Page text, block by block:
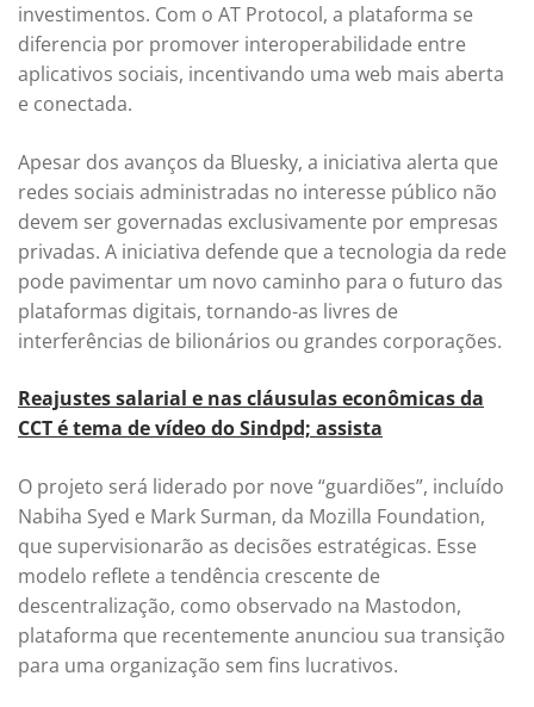
investimentos. Com o AT Protocol, a plataforma se
diferencia por promover interoperabilidade entre
aplicativos sociais, incentivando uma web mais aberta
e conectada.
Apesar dos avanços da Bluesky, a iniciativa alerta que
redes sociais administradas no interesse público não
devem ser governadas exclusivamente por empresas
privadas. A iniciativa defende que a tecnologia da rede
pode pavimentar um novo caminho para o futuro das
plataformas digitais, tornando-as livres de
interferências de bilionários ou grandes corporações.
Reajustes salarial e nas cláusulas econômicas da
CCT é tema de vídeo do Sindpd; assista
O projeto será liderado por nove “guardiões”, incluído
Nabiha Syed e Mark Surman, da Mozilla Foundation,
que supervisionarão as decisões estratégicas. Esse
modelo reflete a tendência crescente de
descentralização, como observado na Mastodon,
plataforma que recentemente anunciou sua transição
para uma organização sem fins lucrativos.